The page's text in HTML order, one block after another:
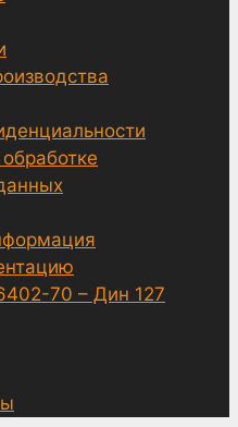
70 – Дин 127